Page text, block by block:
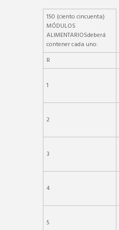
150 (ciento cincuenta)
MÓDULOS
ALIMENTARIOSdeberá
contener cada uno:
R
1
2
3
4
5